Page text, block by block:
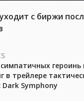
с биржи
в трейлере
Dark Symphony